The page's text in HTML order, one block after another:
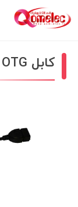
کابل OTG طول 15 سانت